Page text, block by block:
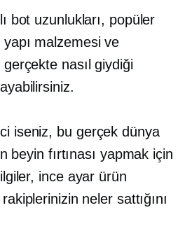
bot uzunlukları, popüler
malzemesi ve
nasıl giydiği
iseniz, bu gerçek dünya
beyin fırtınası yapmak için
ince ayar ürün
neler sattığını